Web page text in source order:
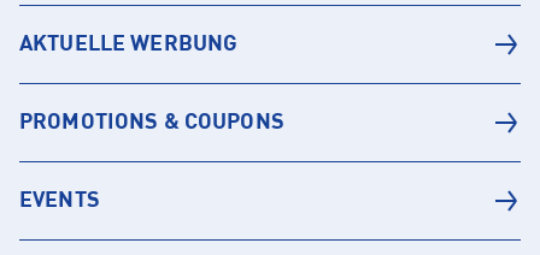
AKTUELLE WERBUNG
PROMOTIONS & COUPONS
EVENTS